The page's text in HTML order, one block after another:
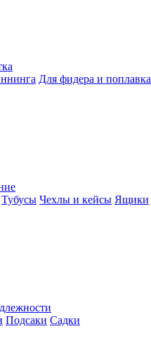
Для фидера и поплавка
Тубусы Чехлы и кейсы Ящики
Подсаки Садки